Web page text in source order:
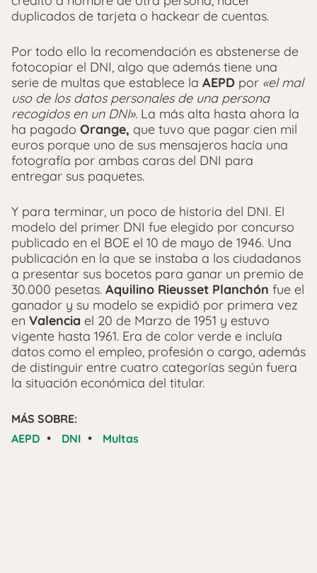
duplicados de tarjeta o hackear de cuentas.
Por todo ello la recomendación es abstenerse de
fotocopiar el DNI, algo que además tiene una
serie de multas que establece la AEPD por «el mal
uso de los datos personales de una persona
recogidos en un DNI». La más alta hasta ahora la
ha pagado Orange, que tuvo que pagar cien mil
euros porque uno de sus mensajeros hacía una
fotografía por ambas caras del DNI para
entregar sus paquetes.
Y para terminar, un poco de historia del DNI. El
modelo del primer DNI fue elegido por concurso
publicado en el BOE el 10 de mayo de 1946. Una
publicación en la que se instaba a los ciudadanos
a presentar sus bocetos para ganar un premio de
30.000 pesetas. Aquilino Rieusset Planchón fue el
ganador y su modelo se expidió por primera vez
en Valencia el 20 de Marzo de 1951 y estuvo
vigente hasta 1961. Era de color verde e incluía
datos como el empleo, profesión o cargo, además
de distinguir entre cuatro categorías según fuera
la situación económica del titular.
MÁS SOBRE:
AEPD • DNI • Multas